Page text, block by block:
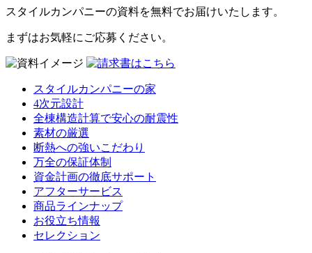
スタイルカンパニーの資料を無料でお届けいたします。
まずはお気軽にご応募ください。
スタイルカンパニーの家
4次元設計
全棟構造計算で安心の耐震性
素材の厳選
断熱への強いこだわり
万全の保証体制
資金計画の徹底サポート
アフターサービス
商品ラインナップ
お役立ち情報
セレクション